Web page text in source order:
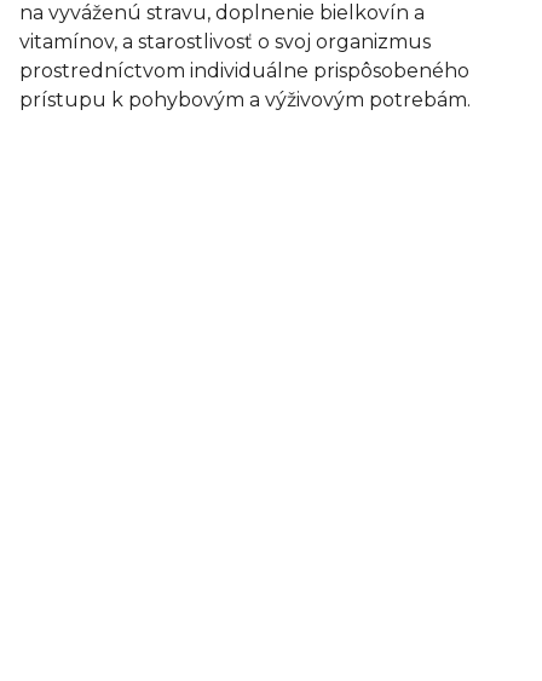
na vyváženú stravu, doplnenie bielkovín a
vitamínov, a starostlivosť o svoj organizmus
prostredníctvom individuálne prispôsobeného
prístupu k pohybovým a výživovým potrebám.